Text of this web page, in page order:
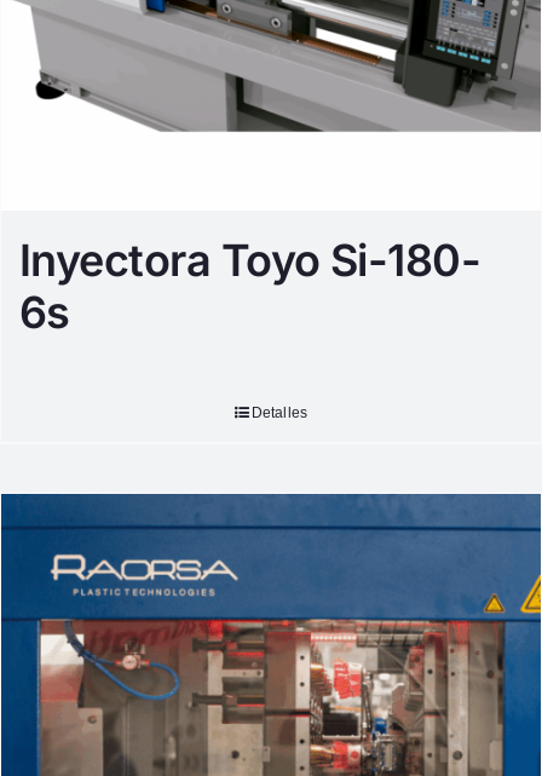
Inyectora Toyo Si-180-
6s
Detalles